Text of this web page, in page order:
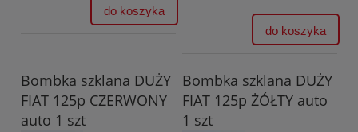
do koszyka
do koszyka
Bombka szklana DUŻY
FIAT 125p CZERWONY
auto 1 szt
Bombka szklana DUŻY
FIAT 125p ŻÓŁTY auto
1 szt